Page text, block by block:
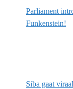
Parliament
Funkenstein!
Siba gaat